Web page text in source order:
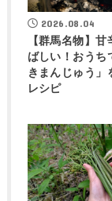
2026.08.04
【群馬名物】
ばしい！おうち
きまんじゅう」
レシピ